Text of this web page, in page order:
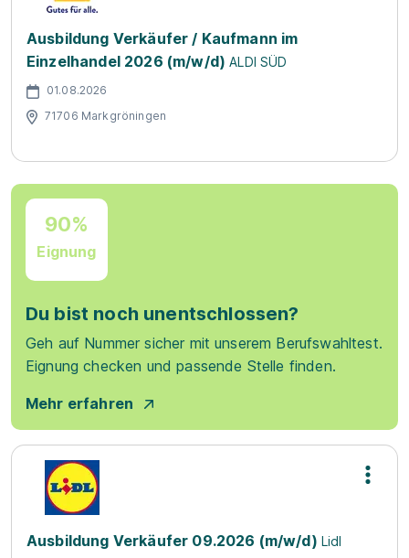
Ausbildung Verkäufer / Kaufmann im
Einzelhandel 2026 (m/w/d) ALDI SÜD
01.08.2026
71706 Markgröningen
90%
Eignung
Du bist noch unentschlossen?
Geh auf Nummer sicher mit unserem Berufswahltest.
Eignung checken und passende Stelle finden.
Mehr erfahren
Ausbildung Verkäufer 09.2026 (m/w/d) Lidl